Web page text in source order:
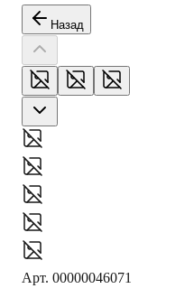
Назад
Арт. 00000046071